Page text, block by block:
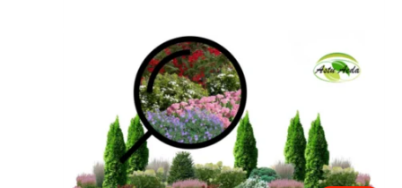
Algne
hind
oli:
44,00 €.
Praegune
hind
on:
33,00 €.